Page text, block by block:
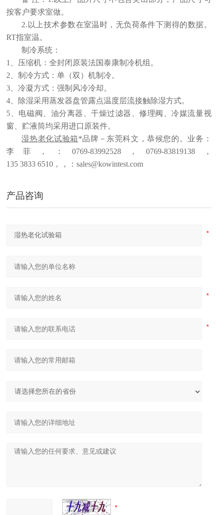
按客户要求室做。
2.以上技术参数在室温时，无负荷条件下测得的数据。
RT指室温。
制冷系统：
1、压缩机：全封闭原装法国泰康制冷机组。
2、制冷方式：单（双）机制冷。
3、冷凝方式：强制风冷冷却。
4、除湿采用蒸发器盘管露点温度层流接触除湿方式。
5、电磁阀、油分离器、干燥过滤器、修理阀、冷媒流量视
窗、贮液筒均采用进口原装件。
湿热老化试验箱*品牌－东莞科文，恭候您的。业务：
李菲 ， ： 0769-83992528， 0769-83819138 ，
135 38336510 ， ， ：sales@kowintest.com
产品咨询